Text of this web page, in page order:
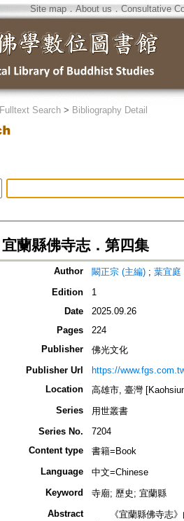
Site map．About us ． Consultative
Fulltext Search > Bibliography Detail
宜蘭縣佛寺志．第四集
Author 闞正宗 (主編) ; 葉宜庭
Edition
1
Date
2025.09.26
Pages
224
Publisher
佛光文化
Publisher Url
https://
Location
高雄市, 臺灣
Series
用世叢書
Series No.
7204
Content type
書籍=Book
Language
中文=Chinese
Keyword
寺廟; 歷史; 宜蘭縣
Abstract
《宜蘭縣佛寺志》